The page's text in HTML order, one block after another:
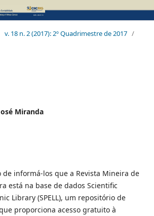
v. 18 n. 2 (2017): 2º Quadrimestre de 2017 /
Miranda
de informá-los que a Revista Mineira de
está na base de dados Scientific
Library (SPELL), um repositório de
proporciona acesso gratuito à